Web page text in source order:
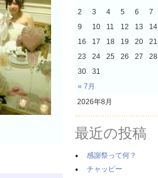
2026年8月
« 7月
2
3 4 5 6 7
9
10 11 12 13 14
16
17 18 19 20 21
23
24 25 26 27 28
30
31
最近の投稿
感謝祭って何？
チャッピー